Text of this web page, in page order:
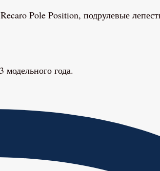
Pole Position, подрулевые
года.